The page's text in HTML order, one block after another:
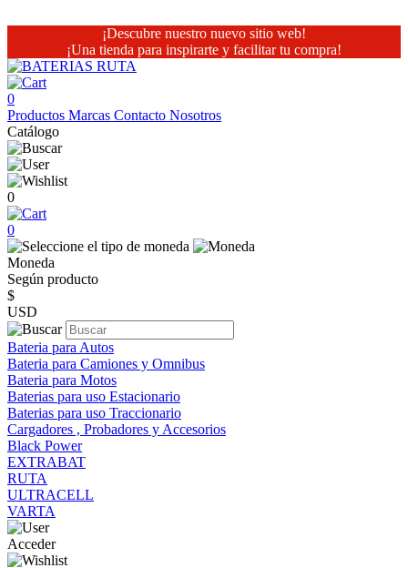
¡Descubre nuestro nuevo sitio web!
¡Una tienda para inspirarte y facilitar tu compra!
0
Productos Marcas Contacto Nosotros
Catálogo
0
0
Moneda
Según producto
$
USD
Bateria para Autos
Bateria para Camiones y Omnibus
Bateria para Motos
Baterias para uso Estacionario
Baterias para uso Traccionario
Cargadores , Probadores y Accesorios
Black Power
EXTRABAT
RUTA
ULTRACELL
VARTA
Acceder